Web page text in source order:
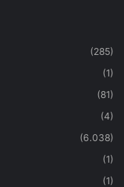
(285)
(1)
(81)
(4)
(6.038)
(1)
(1)